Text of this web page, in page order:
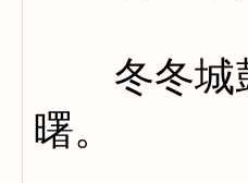
冬冬城鼓
曙。